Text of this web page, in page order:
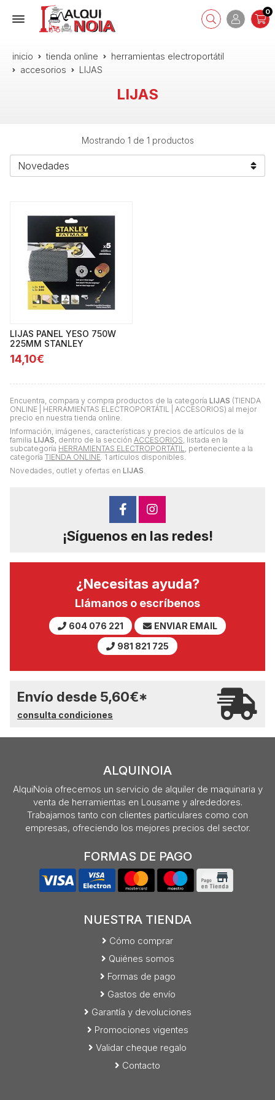
0
inicio tienda online
herramientas electroportátil
accesorios
LIJAS
LIJAS
Encuentra, compara y compra productos de la categoría LIJAS (TIENDA
ONLINE | HERRAMIENTAS ELECTROPORTÁTIL | ACCESORIOS) al mejor
precio en nuestra tienda online.
Información, imágenes, características y precios de artículos de la
familia LIJAS, dentro de la sección ACCESORIOS, listada en la
subcategoría HERRAMIENTAS ELECTROPORTÁTIL, perteneciente a la
categoría TIENDA ONLINE. 1 artículos disponibles.
Novedades, outlet y ofertas en LIJAS.
Mostrando 1 de 1 productos
LIJAS PANEL YESO 750W
225MM STANLEY
14,10€
¡Síguenos en las redes!
¿Necesitas ayuda?
Llámanos o escríbenos
604 076 221
ENVIAR EMAIL
981 821 725
Envío desde 5,60€*
consulta condiciones
ALQUINOIA
AlquiNoia ofrecemos un servicio de alquiler de maquinaria y
venta de herramientas en Lousame y alrededores.
Trabajamos tanto con clientes particulares como con
empresas, ofreciendo los mejores precios del sector.
FORMAS DE PAGO
NUESTRA TIENDA
Cómo comprar
Quiénes somos
Formas de pago
Gastos de envío
Garantía y devoluciones
Promociones vigentes
Validar cheque regalo
Contacto